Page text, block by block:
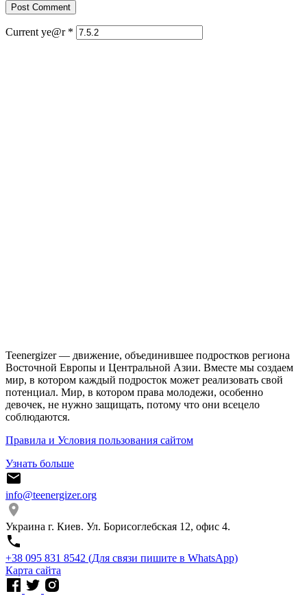
Current ye@r *
Teenergizer — движение, объединившее подростков региона
Восточной Европы и Центральной Азии. Вместе мы создаем
мир, в котором каждый подросток может реализовать свой
потенциал. Мир, в котором права молодежи, особенно
девочек, не нужно защищать, потому что они всецело
соблюдаются.
Правила и Условия пользования сайтом
Узнать больше
info@teenergizer.org
Украина г. Киев. Ул. Борисоглебская 12, офис 4.
⁨+38 095 831 8542⁩ (Для связи пишите в WhatsApp)
Карта сайта